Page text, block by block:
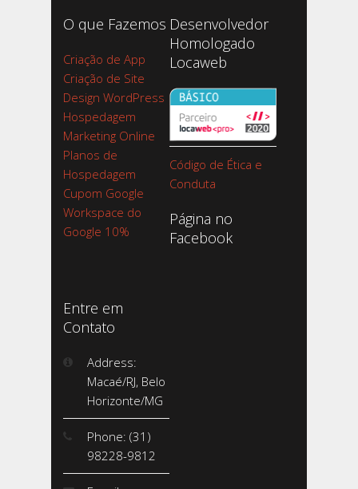
O que Fazemos
Criação de App
Criação de Site
Design WordPress
Hospedagem
Marketing Online
Planos de
Hospedagem
Cupom Google
Workspace do
Google 10%
Desenvolvedor
Homologado
Locaweb
Código de Ética e
Conduta
Página no
Facebook
Entre em
Contato
Address:
Macaé/RJ, Belo
Horizonte/MG
Phone: (31)
98228-9812